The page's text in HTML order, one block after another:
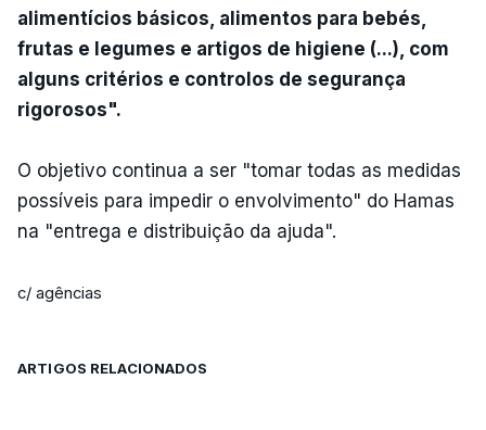
alimentícios básicos, alimentos para bebés,
frutas e legumes e artigos de higiene (...), com
alguns critérios e controlos de segurança
rigorosos".
O objetivo continua a ser "tomar todas as medidas
possíveis para impedir o envolvimento" do Hamas
na "entrega e distribuição da ajuda".
c/ agências
ARTIGOS RELACIONADOS